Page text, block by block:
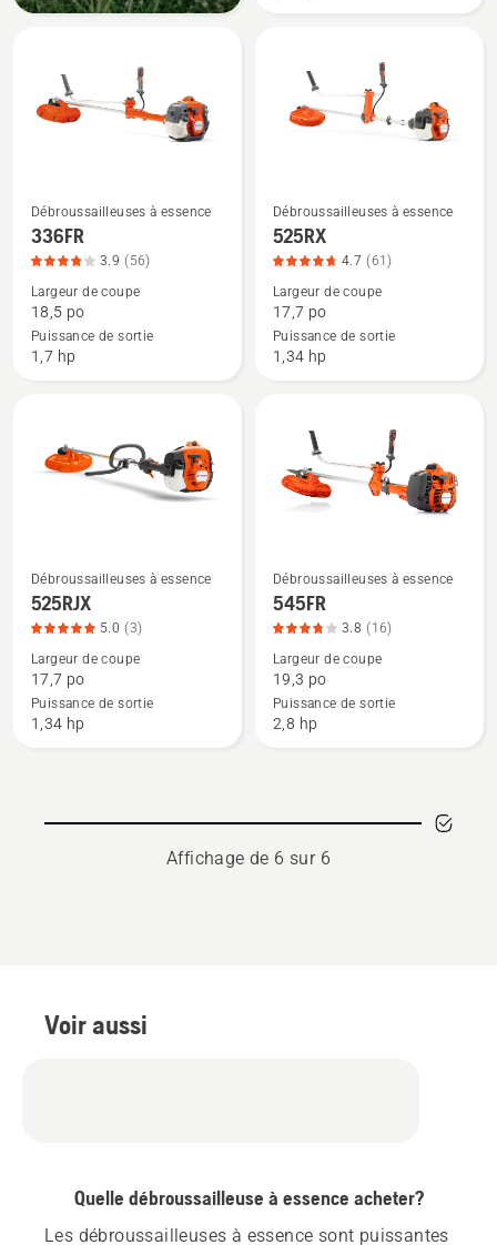
Voir
plus
de
détails
sur
336FR,
3.875
Débroussailleuses à essence
336FR
3.9 (56)
Largeur de coupe
18,5 po
Puissance de sortie
1,7 hp
Voir
plus
de
détails
sur
525RX,
produit
sur
Débroussailleuses à essence
525RX
4.7 (61)
Largeur de coupe
17,7 po
Puissance de sortie
1,34 hp
Voir
plus
de
détails
sur
525RJX,
Débroussailleuses à essence
525RJX
5.0 (3)
Largeur de coupe
17,7 po
Puissance de sortie
1,34 hp
Voir
plus
de
détails
sur
545FR,
3.813
sur
Débroussailleuses à essence
545FR
3.8 (16)
Largeur de coupe
19,3 po
Puissance de sortie
2,8 hp
Affichage de 6 sur 6
Voir aussi
Quelle débroussailleuse à essence acheter?
Les débroussailleuses à essence sont puissantes